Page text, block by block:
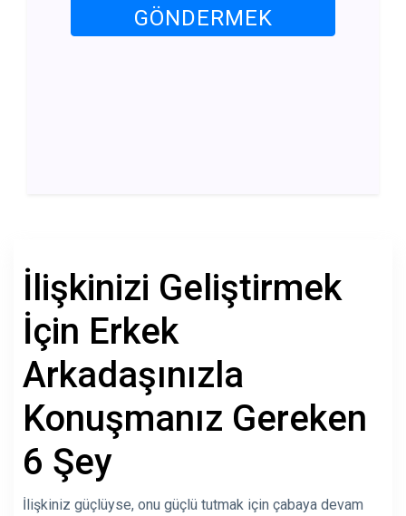
GÖNDERMEK
İlişkinizi Geliştirmek
İçin Erkek
Arkadaşınızla
Konuşmanız Gereken
6 Şey
İlişkiniz güçlüyse, onu güçlü tutmak için çabaya devam